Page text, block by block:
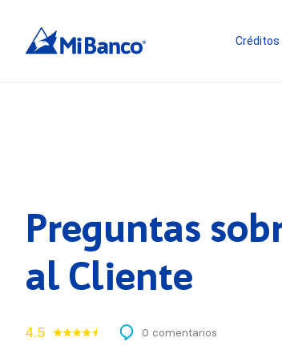
Créditos
Preguntas
al Cliente
4.5 0 comentarios